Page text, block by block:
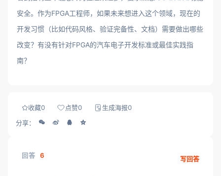
安全。作为FPGA工程师，如果未来想进入这个领域，现在的
开发习惯（比如代码风格、验证完备性、文档）需要做出哪些
改变？有没有针对FPGA的汽车电子开发标准或最佳实践指
南？
收藏0 点赞0 生成海报0
分享：
回答 6 写回答